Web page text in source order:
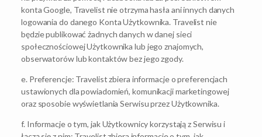
konta Google, Travelist nie otrzyma hasła ani innych danych
logowania do danego Konta Użytkownika. Travelist nie
będzie publikować żadnych danych w danej sieci
społecznościowej Użytkownika lub jego znajomych,
obserwatorów lub kontaktów bez jego zgody.
e. Preferencje: Travelist zbiera informacje o preferencjach
ustawionych dla powiadomień, komunikacji marketingowej
oraz sposobie wyświetlania Serwisu przez Użytkownika.
f. Informacje o tym, jak Użytkownicy korzystają z Serwisu i